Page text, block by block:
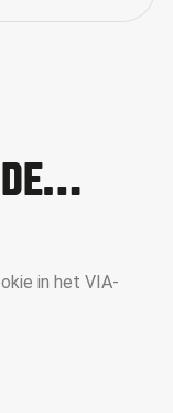
WIE
in het VIA-